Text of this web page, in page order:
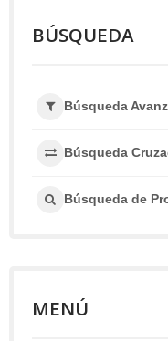
BÚSQUEDA
Búsqueda
Búsqueda
Búsqueda de
MENÚ